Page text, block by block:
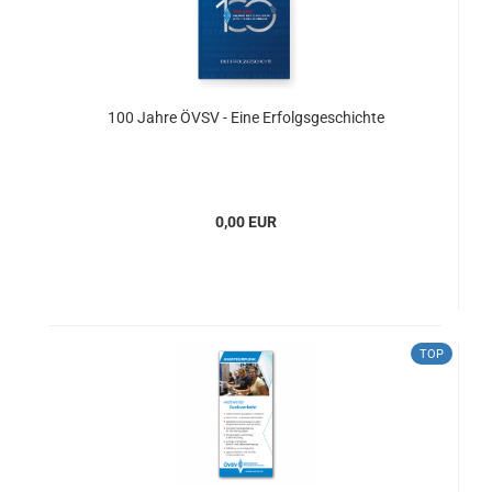
100 Jahre ÖVSV - Eine Erfolgsgeschichte
0,00 EUR
TOP